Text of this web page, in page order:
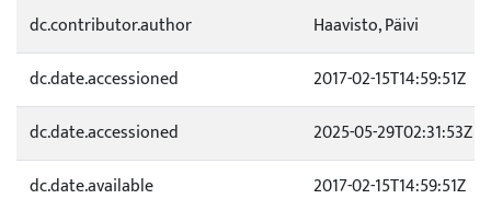
dc.contributor.author
Haavisto, Päivi
dc.date.accessioned
2017-02-15T14:59:51Z
dc.date.accessioned
2025-05-29T02:31:53Z
dc.date.available
2017-02-15T14:59:51Z